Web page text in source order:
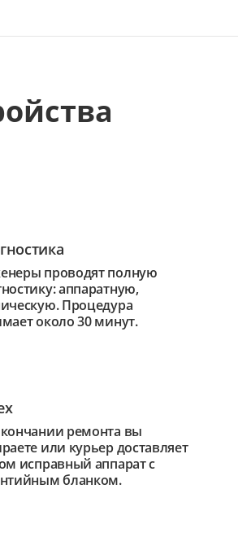
проводят полную
аппаратную,
Процедура
около 30 минут.
ремонта вы
или курьер доставляет
исправный аппарат с
бланком.